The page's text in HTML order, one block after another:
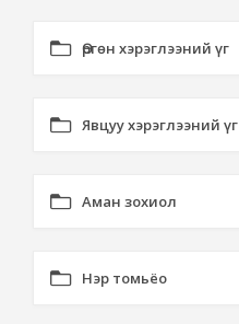
Өргөн хэрэглээний үг
Явцуу хэрэглээний үг
Аман зохиол
Нэр томьёо